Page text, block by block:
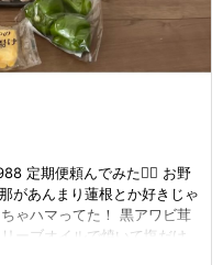
定期便頼んでみた🙆‍♀️ お野
があんまり蓮根とか好きじゃ
ゃハマってた！ 黒アワビ茸
ーブオイルで焼いて塩だけ
♡‼︎ 他の食材も頼んで美味し